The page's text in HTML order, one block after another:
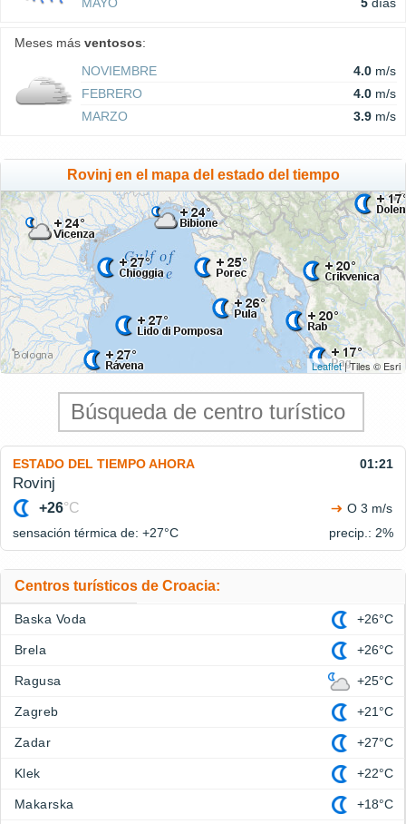
Meses más ventosos:
NOVIEMBRE
4.0 m/s
FEBRERO
4.0 m/s
MARZO
3.9 m/s
Rovinj en el mapa del estado del tiempo
Leaflet| Tiles © Esri
ESTADO DEL TIEMPO AHORA 01:21
Rovinj
+26°C
O 3 m/s
sensación térmica de: +27°C precip.: 2%
Centros turísticos de Croacia:
Baska Voda +26°C
Brela +26°C
Ragusa +25°C
Zagreb +21°C
Zadar +27°C
Klek +22°C
Makarska +18°C